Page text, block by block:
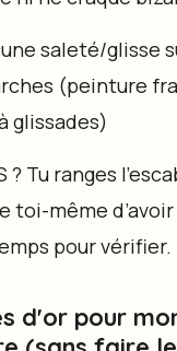
saleté/glisse
(peinture
glissades)
? Tu ranges
toi-même
pour vérifier.
d'or pour